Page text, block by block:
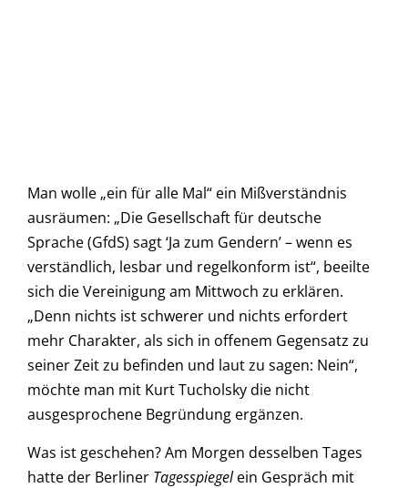
Man wolle „ein für alle Mal“ ein Mißverständnis
ausräumen: „Die Gesellschaft für deutsche
Sprache (GfdS) sagt ‘Ja zum Gendern’ – wenn es
verständlich, lesbar und regelkonform ist“, beeilte
sich die Vereinigung am Mittwoch zu erklären.
„Denn nichts ist schwerer und nichts erfordert
mehr Charakter, als sich in offenem Gegensatz zu
seiner Zeit zu befinden und laut zu sagen: Nein“,
möchte man mit Kurt Tucholsky die nicht
ausgesprochene Begründung ergänzen.
Was ist geschehen? Am Morgen desselben Tages
hatte der Berliner Tagesspiegelein Gespräch mit